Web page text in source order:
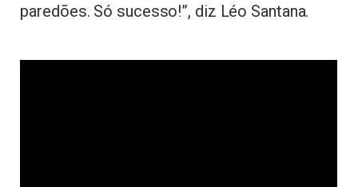
paredões. Só sucesso!”, diz Léo Santana.